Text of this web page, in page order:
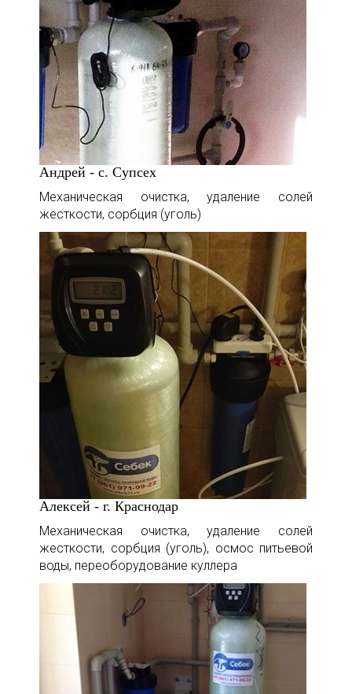
Андрей - с. Супсех
Механическая очистка, удаление солей
жесткости, сорбция (уголь)
Алексей - г. Краснодар
Механическая очистка, удаление солей
жесткости, сорбция (уголь), осмос питьевой
воды, переоборудование куллера